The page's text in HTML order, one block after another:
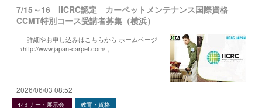
7/15～16 IICRC認定 カーペットメンテナンス国際資格
CCMT特別コース受講者募集（横浜）
詳細やお申し込みはこちらから ホームページ
→http://www.japan-carpet.com/ 。
2026/06/03 08:52
セミナー・展示会 教育・資格